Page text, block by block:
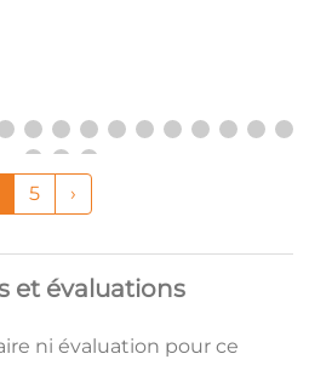
5 ›
et évaluations
ni évaluation pour ce